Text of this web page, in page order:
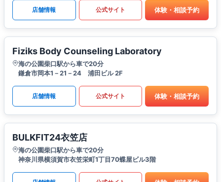
店舗情報 公式サイト 体験・相談予約
Fiziks Body Counseling Laboratory
海の公園柴口駅から車で20分
鎌倉市岡本1－21－24 浦田ビル 2F
店舗情報 公式サイト 体験・相談予約
BULKFIT24衣笠店
海の公園柴口駅から車で20分
神奈川県横須賀市衣笠栄町1丁目70蝶屋ビル3階